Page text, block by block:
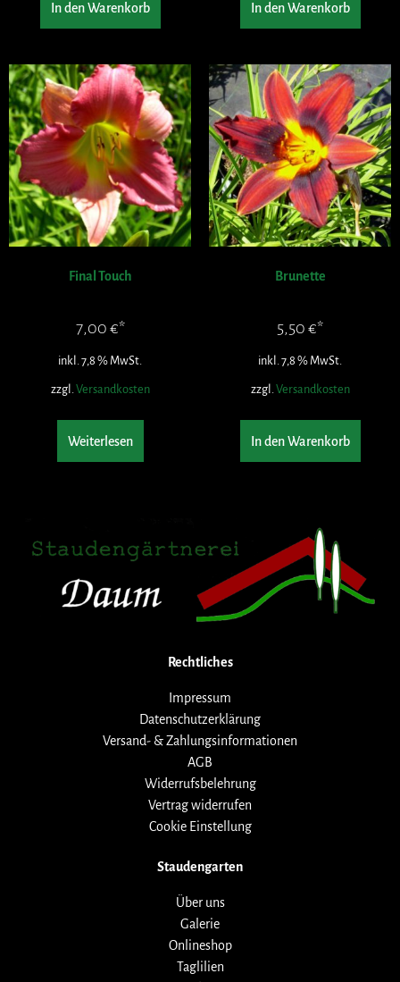
In den Warenkorb In den Warenkorb
Final Touch
7,00 €
inkl. 7,8 % MwSt.
zzgl. Versandkosten
Weiterlesen
Brunette
5,50 €
inkl. 7,8 % MwSt.
zzgl. Versandkosten
In den Warenkorb
Rechtliches
Impressum
Datenschutzerklärung
Versand- & Zahlungsinformationen
AGB
Widerrufsbelehrung
Vertrag widerrufen
Cookie Einstellung
Staudengarten
Über uns
Galerie
Onlineshop
Taglilien